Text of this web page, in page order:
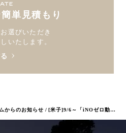
からのお知らせ [米子]9/6～「iNOゼロ動線プラス」発表会
単見積もり
選びいただき
いたします。